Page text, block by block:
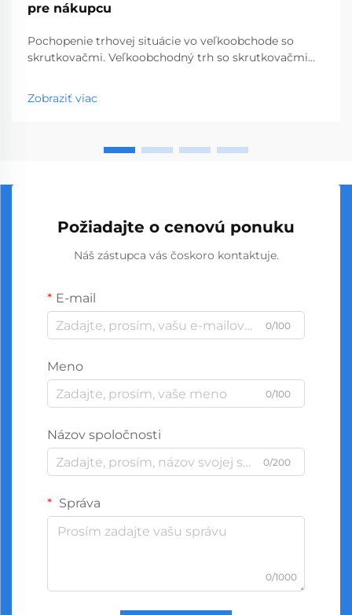
pre nákupcu
Pochopenie trhovej situácie vo veľkoobchode so
skrutkovačmi. Veľkoobchodný trh so skrutkovačmi
nástrojov, ktorý obsluhuje podniky od obchodov so
stavebninami až po stavebné spoločnosti. S
Zobraziť viac
Požiadajte o cenovú ponuku
Náš zástupca vás čoskoro kontaktuje.
E-mail
0/100
Meno
0/100
Názov spoločnosti
0/200
Správa
0/1000